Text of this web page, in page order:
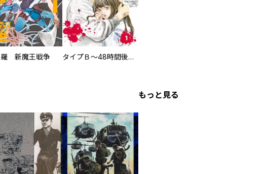
羅 新魔王戦争 タイプＢ～48時間後、致死率100％～【単話】
もっと見る